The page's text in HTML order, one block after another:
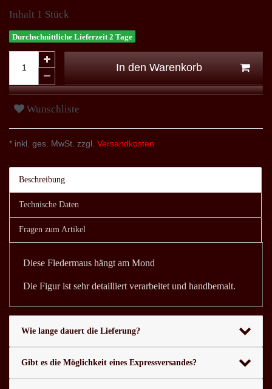
Inhalt 1 Stück
Durchschnittliche Lieferzeit 2 Tage
In den Warenkorb
Wunschliste
* inkl. ges. MwSt. zzgl. Versandkosten
Beschreibung
Technische Daten
Fragen zum Artikel
Diese Fledermaus hängt am Mond
Die Figur ist sehr detailliert verarbeitet und handbemalt.
Wie lange dauert die Lieferung?
Gibt es die Möglichkeit eines Expressversandes?